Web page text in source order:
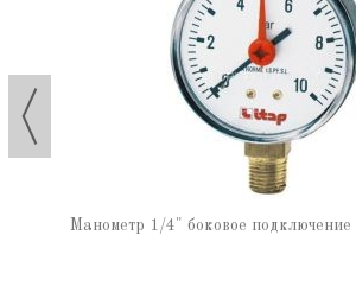
Манометр 1/4" боковое